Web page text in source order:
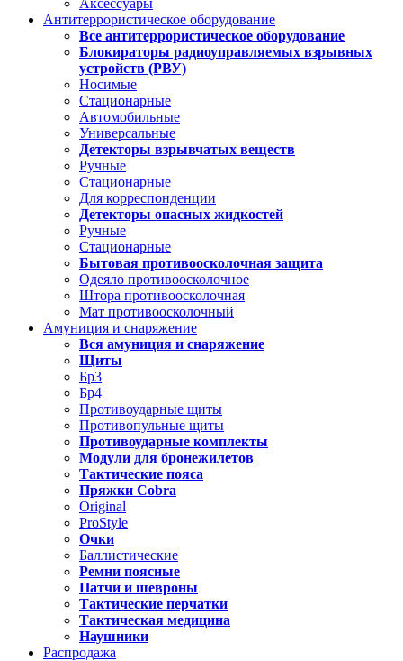
Аксессуары
Антитеррористическое оборудование
Все антитеррористическое оборудование
Блокираторы радиоуправляемых взрывных
устройств (РВУ)
Носимые
Стационарные
Автомобильные
Универсальные
Детекторы взрывчатых веществ
Ручные
Стационарные
Для корреспонденции
Детекторы опасных жидкостей
Ручные
Стационарные
Бытовая противоосколочная защита
Одеяло противоосколочное
Штора противоосколочная
Мат противоосколочный
Амуниция и снаряжение
Вся амуниция и снаряжение
Щиты
Бр3
Бр4
Противоударные щиты
Противопульные щиты
Противоударные комплекты
Модули для бронежилетов
Тактические пояса
Пряжки Cobra
Original
ProStyle
Очки
Баллистические
Ремни поясные
Патчи и шевроны
Тактические перчатки
Тактическая медицина
Наушники
Распродажа